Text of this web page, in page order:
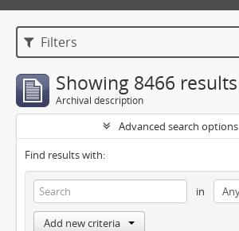
Filters
Showing 8466 results
Archival description
Advanced search options
Find results with:
in
Add new criteria